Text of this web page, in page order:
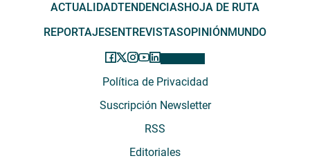
ACTUALIDADTENDENCIASHOJA DE RUTA
REPORTAJESENTREVISTASOPINIÓNMUNDO
Política de Privacidad
Suscripción Newsletter
RSS
Editoriales